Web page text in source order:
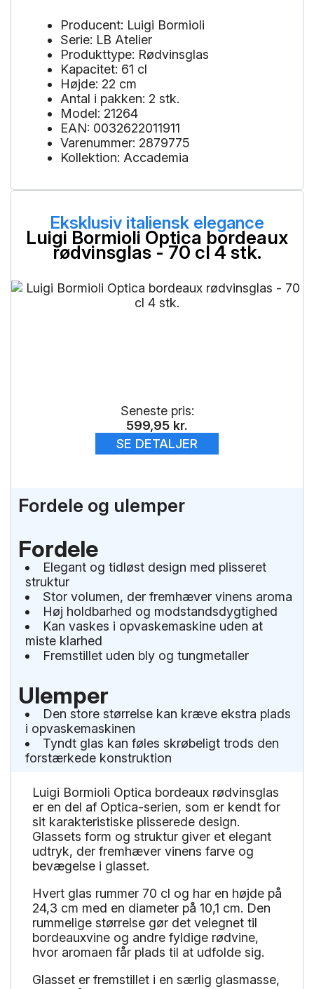
Producent: Luigi Bormioli
Serie: LB Atelier
Produkttype: Rødvinsglas
Kapacitet: 61 cl
Højde: 22 cm
Antal i pakken: 2 stk.
Model: 21264
EAN: 0032622011911
Varenummer: 2879775
Kollektion: Accademia
Eksklusiv italiensk elegance
Luigi Bormioli Optica bordeaux
rødvinsglas - 70 cl 4 stk.
Luigi Bormioli Optica bordeaux rødvinsglas
er en del af Optica-serien, som er kendt for
sit karakteristiske plisserede design.
Glassets form og struktur giver et elegant
udtryk, der fremhæver vinens farve og
bevægelse i glasset.
Hvert glas rummer 70 cl og har en højde på
24,3 cm med en diameter på 10,1 cm. Den
rummelige størrelse gør det velegnet til
bordeauxvine og andre fyldige rødvine,
hvor aromaen får plads til at udfolde sig.
Glasset er fremstillet i en særlig glasmasse,
Fordele og ulemper
Fordele
Elegant og tidløst design med plisseret
struktur
Stor volumen, der fremhæver vinens aroma
Høj holdbarhed og modstandsdygtighed
Kan vaskes i opvaskemaskine uden at
miste klarhed
Fremstillet uden bly og tungmetaller
Ulemper
Den store størrelse kan kræve ekstra plads
i opvaskemaskinen
Tyndt glas kan føles skrøbeligt trods den
forstærkede konstruktion
Seneste pris:
599,95 kr.
SE DETALJER